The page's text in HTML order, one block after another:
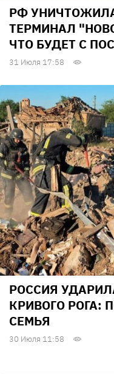
РФ
ТЕРМИНАЛ
ЧТО БУДЕТ С
31 Июля 17:58
РОССИЯ
КРИВОГО РОГА:
СЕМЬЯ
30 Июля 11:58